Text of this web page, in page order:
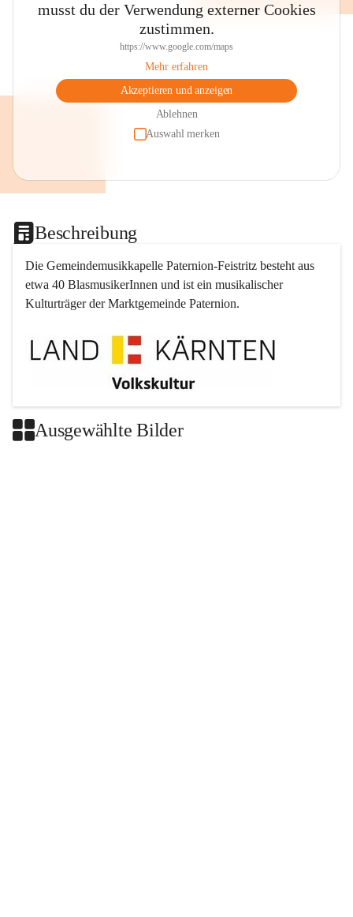
musst du der Verwendung externer Cookies
zustimmen.
https://www.google.com/maps
Mehr erfahren
Akzeptieren und anzeigen
Ablehnen
Auswahl merken
Beschreibung
Die Gemeindemusikkapelle Paternion-Feistritz besteht aus
etwa 40 BlasmusikerInnen und ist ein musikalischer
Kulturträger der Marktgemeinde Paternion.
Ausgewählte Bilder